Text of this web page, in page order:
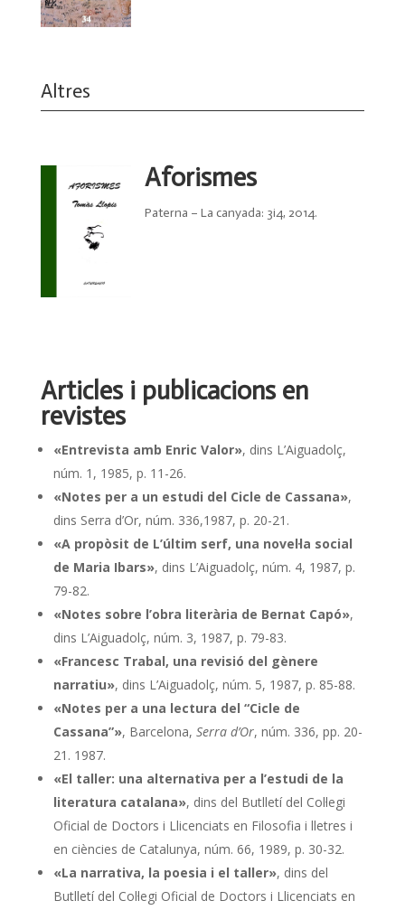
Altres
Aforismes
Paterna – La canyada: 3i4, 2014.
Articles i publicacions en
revistes
«Entrevista amb Enric Valor», dins L’Aiguadolç,
núm. 1, 1985, p. 11-26.
«Notes per a un estudi del Cicle de Cassana»,
dins Serra d’Or, núm. 336,1987, p. 20-21.
«A propòsit de L’últim serf, una novel·la social
de Maria Ibars», dins L’Aiguadolç, núm. 4, 1987, p.
79-82.
«Notes sobre l’obra literària de Bernat Capó»,
dins L’Aiguadolç, núm. 3, 1987, p. 79-83.
«Francesc Trabal, una revisió del gènere
narratiu», dins L’Aiguadolç, núm. 5, 1987, p. 85-88.
«Notes per a una lectura del “Cicle de
Cassana”», Barcelona, Serra d’Or, núm. 336, pp. 20-
21. 1987.
«El taller: una alternativa per a l’estudi de la
literatura catalana», dins del Butlletí del Col·legi
Oficial de Doctors i Llicenciats en Filosofia i lletres i
en ciències de Catalunya, núm. 66, 1989, p. 30-32.
«La narrativa, la poesia i el taller», dins del
Butlletí del Col·legi Oficial de Doctors i Llicenciats en